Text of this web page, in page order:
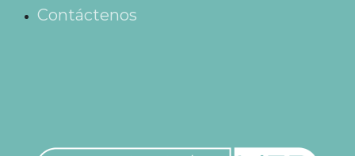
Contáctenos